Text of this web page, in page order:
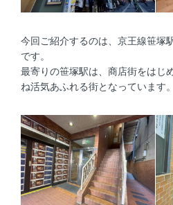
今回ご紹介するのは、京王線笹塚
です。
最寄りの笹塚駅は、商店街をはじ
ね活気あふれる街となっています。